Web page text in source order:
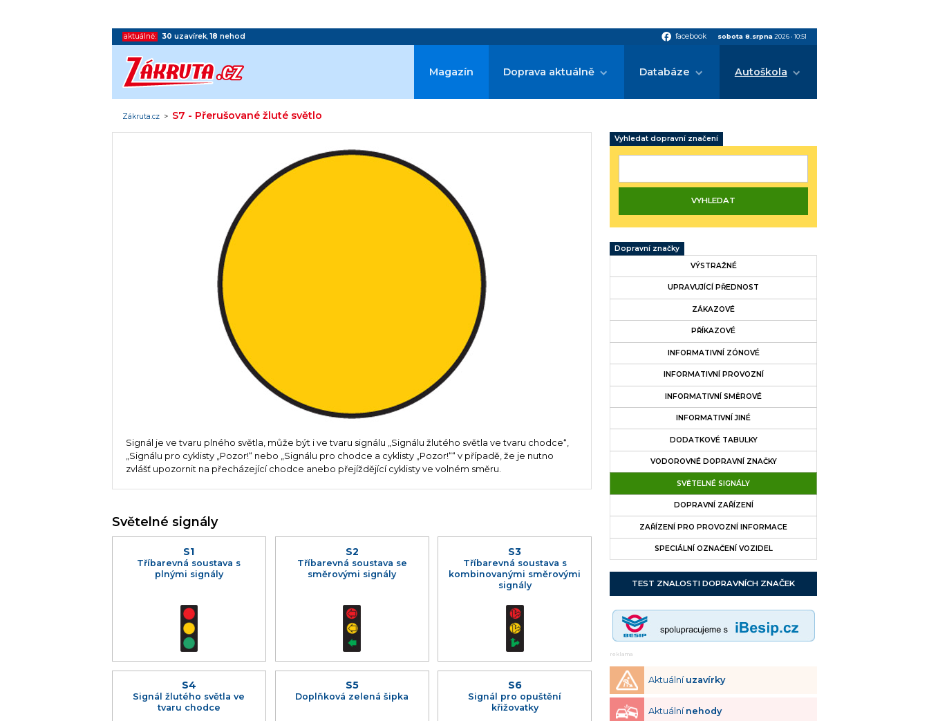
aktuálně: 30 uzavírek,18 nehod facebook facebook sobota 8.srpna 2026•10:51
Magazín Doprava aktuálně Databáze Autoškola
Zákruta.cz > S7 - Přerušované žluté světlo
Signál je ve tvaru plného světla, může být i ve tvaru signálu „Signálu žlutého světla ve tvaru chodce“,
„Signálu pro cyklisty „Pozor!“ nebo „Signálu pro chodce a cyklisty „Pozor!““ v případě, že je nutno
zvlášť upozornit na přecházející chodce anebo přejíždějící cyklisty ve volném směru.
Světelné signály
S1
Tříbarevná soustava s
plnými signály
S2
Tříbarevná soustava se
směrovými signály
S3
Tříbarevná soustava s
kombinovanými směrovými
signály
S4
Signál žlutého světla ve
tvaru chodce
S5
Doplňková zelená šipka
S6
Signál pro opuštění
křižovatky
Vyhledat dopravní značení
Dopravní značky
VÝSTRAŽNÉ
UPRAVUJÍCÍ PŘEDNOST
ZÁKAZOVÉ
PŘÍKAZOVÉ
INFORMATIVNÍ ZÓNOVÉ
INFORMATIVNÍ PROVOZNÍ
INFORMATIVNÍ SMĚROVÉ
INFORMATIVNÍ JINÉ
DODATKOVÉ TABULKY
VODOROVNÉ DOPRAVNÍ ZNAČKY
SVĚTELNÉ SIGNÁLY
DOPRAVNÍ ZAŘÍZENÍ
ZAŘÍZENÍ PRO PROVOZNÍ INFORMACE
SPECIÁLNÍ OZNAČENÍ VOZIDEL
TEST ZNALOSTI DOPRAVNÍCH ZNAČEK
reklama
Aktuální uzavírky
Aktuální nehody